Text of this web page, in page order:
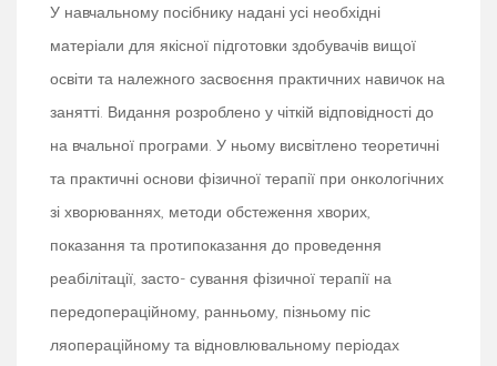
У навчальному посібнику надані усі необхідні
матеріали для якісної підготовки здобувачів вищої
освіти та належного засвоєння практичних навичок на
занятті. Видання розроблено у чіткій відповідності до
на вчальної програми. У ньому висвітлено теоретичні
та практичні основи фізичної терапії при онкологічних
зі хворюваннях, методи обстеження хворих,
показання та протипоказання до проведення
реабілітації, засто- сування фізичної терапії на
передопераційному, ранньому, пізньому піс
ляопераційному та відновлювальному періодах